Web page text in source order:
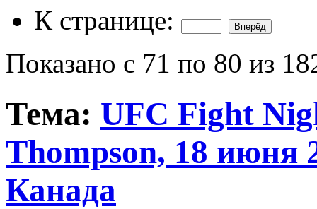
К странице:
Показано с 71 по 80 из
Тема: UFC Fight
Thompson, 18 июня
Канада